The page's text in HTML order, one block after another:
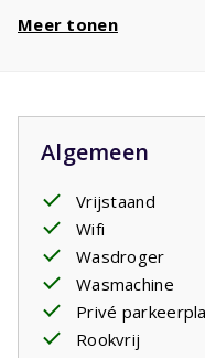
gezellige maaltijd voor
Op debegane grond
beide met een
badkamer en een
ruime
liefst zes
favoriete plek van het
een tweede badkamer
Via de woonkamer
Meer tonen
Algemeen
Vrijstaand
Wifi
Wasdroger
Wasmachine
Privé
Rookvrij